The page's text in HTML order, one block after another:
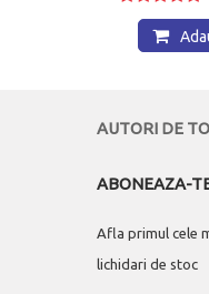
AUTORI DE
ABONEAZA-
Afla primul cele
lichidari de stoc